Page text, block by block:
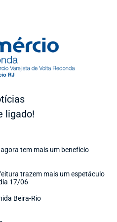
ligado!
tem mais um benefício
trazem mais um espetáculo
17/06
Beira-Rio